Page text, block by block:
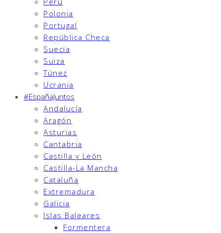
Polonia
Portugal
República Checa
Suecia
Suiza
Túnez
Ucrania
#EspañaJuntos
Andalucía
Aragón
Asturias
Cantabria
Castilla y León
Castilla-La Mancha
Cataluña
Extremadura
Galicia
Islas Baleares
Formentera